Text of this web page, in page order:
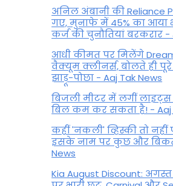
दिसंबर में ग्रहों का
राशियों के लिए बनेगा
By November 28, 2023
अनिल अंबानी की Reliance
गए, मुनाफे में 45% का आया
कर्ज की चुनौतियां बरकरार -
आधी कीमत पर मिलेंगे
वैक्यूम क्लीनर्स, बोलते ही
झाड़ू-पोछा - Aaj Tak News
बिजली मीटर में लगीं लाइट्स
बिल कम कर सकता है! - Aaj
कहीं 'नकली' व्हिस्की तो नहीं
इसके नाम पर कुछ और
News
Kia August Discount: